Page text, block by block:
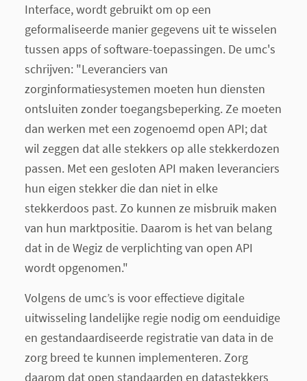
Interface, wordt gebruikt om op een
geformaliseerde manier gegevens uit te wisselen
tussen apps of software-toepassingen. De umc's
schrijven: "Leveranciers van
zorginformatiesystemen moeten hun diensten
ontsluiten zonder toegangsbeperking. Ze moeten
dan werken met een zogenoemd open API; dat
wil zeggen dat alle stekkers op alle stekkerdozen
passen. Met een gesloten API maken leveranciers
hun eigen stekker die dan niet in elke
stekkerdoos past. Zo kunnen ze misbruik maken
van hun marktpositie. Daarom is het van belang
dat in de Wegiz de verplichting van open API
wordt opgenomen."
Volgens de umc’s is voor effectieve digitale
uitwisseling landelijke regie nodig om eenduidige
en gestandaardiseerde registratie van data in de
zorg breed te kunnen implementeren. Zorg
daarom dat open standaarden en datastekkers